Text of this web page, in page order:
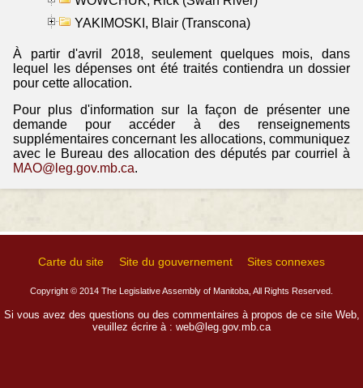
YAKIMOSKI, Blair (Transcona)
À partir d'avril 2018, seulement quelques mois, dans
lequel les dépenses ont été traités contiendra un dossier
pour cette allocation.
Pour plus d'information sur la façon de présenter une
demande pour accéder à des renseignements
supplémentaires concernant les allocations, communiquez
avec le Bureau des allocation des députés par courriel à
MAO@leg.gov.mb.ca.
Carte du site Site du gouvernement Sites connexes
Copyright © 2014 The Legislative Assembly of Manitoba, All Rights Reserved.
Si vous avez des questions ou des commentaires à propos de ce site Web,
veuillez écrire à : web@leg.gov.mb.ca